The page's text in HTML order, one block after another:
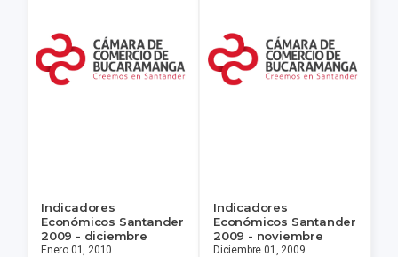
Indicadores
Económicos Santander
2009 - diciembre
Enero 01, 2010
Indicadores
Económicos Santander
2009 - noviembre
Diciembre 01, 2009